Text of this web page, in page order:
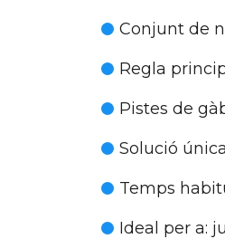
Conjunt de
Regla
Pistes de
Solució
Temps
Ideal per a: